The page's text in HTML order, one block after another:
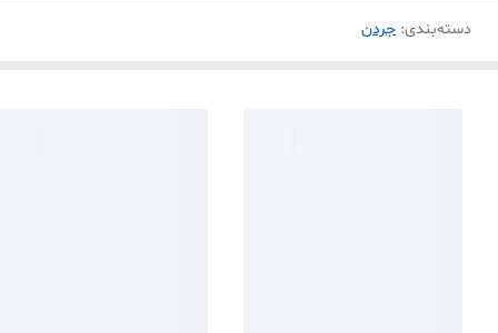
دسته‌بندی: جردن